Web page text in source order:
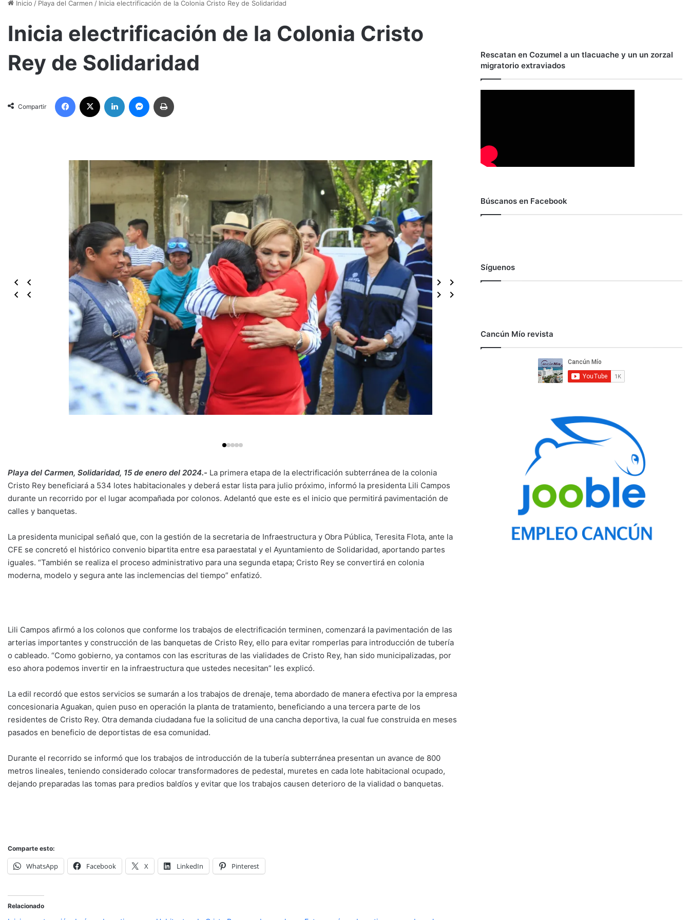
Inicio / Playa del Carmen / Inicia electrificación de la Colonia Cristo Rey de Solidaridad
Inicia electrificación de la Colonia Cristo
Rey de Solidaridad
Compartir
Facebook LinkedIn Messenger
Playa del Carmen, Solidaridad, 15 de enero del 2024.- La primera etapa de la electrificación subterránea de la colonia
Cristo Rey beneficiará a 534 lotes habitacionales y deberá estar lista para julio próximo, informó la presidenta Lili Campos
durante un recorrido por el lugar acompañada por colonos. Adelantó que este es el inicio que permitirá pavimentación de
calles y banquetas.
La presidenta municipal señaló que, con la gestión de la secretaria de Infraestructura y Obra Pública, Teresita Flota, ante la
CFE se concretó el histórico convenio bipartita entre esa paraestatal y el Ayuntamiento de Solidaridad, aportando partes
iguales. “También se realiza el proceso administrativo para una segunda etapa; Cristo Rey se convertirá en colonia
moderna, modelo y segura ante las inclemencias del tiempo” enfatizó.
Lili Campos afirmó a los colonos que conforme los trabajos de electrificación terminen, comenzará la pavimentación de las
arterias importantes y construcción de las banquetas de Cristo Rey, ello para evitar romperlas para introducción de tubería
o cableado. “Como gobierno, ya contamos con las escrituras de las vialidades de Cristo Rey, han sido municipalizadas, por
eso ahora podemos invertir en la infraestructura que ustedes necesitan” les explicó.
La edil recordó que estos servicios se sumarán a los trabajos de drenaje, tema abordado de manera efectiva por la empresa
concesionaria Aguakan, quien puso en operación la planta de tratamiento, beneficiando a una tercera parte de los
residentes de Cristo Rey. Otra demanda ciudadana fue la solicitud de una cancha deportiva, la cual fue construida en meses
pasados en beneficio de deportistas de esa comunidad.
Durante el recorrido se informó que los trabajos de introducción de la tubería subterránea presentan un avance de 800
metros lineales, teniendo considerado colocar transformadores de pedestal, muretes en cada lote habitacional ocupado,
dejando preparadas las tomas para predios baldíos y evitar que los trabajos causen deterioro de la vialidad o banquetas.
Comparte esto:
WhatsApp Facebook X LinkedIn Pinterest
Relacionado
Rescatan en Cozumel a un tlacuache y un un zorzal
migratorio extraviados
Búscanos en Facebook
Síguenos
Cancún Mío revista